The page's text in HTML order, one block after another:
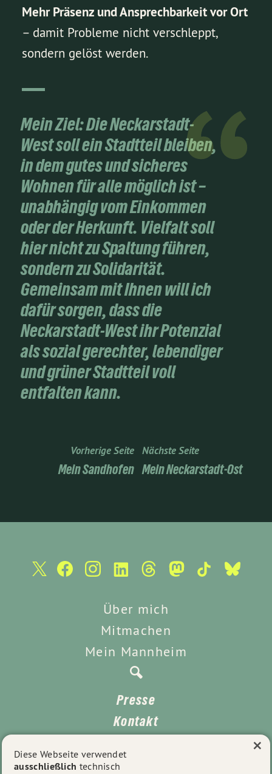
Mehr Präsenz und Ansprechbarkeit vor Ort
– damit Probleme nicht verschleppt,
sondern gelöst werden.
Mein Ziel:Die Neckarstadt-
West soll ein Stadtteil bleiben,
in demgutes und sicheres
Wohnen für allemöglich ist –
unabhängig vom Einkommen
oder der Herkunft. Vielfalt soll
hier nicht zu Spaltung führen,
sondern zu Solidarität.
Gemeinsam mit Ihnen will ich
dafür sorgen, dass die
Neckarstadt-West ihr Potenzial
alssozial gerechter, lebendiger
und grüner Stadtteilvoll
entfalten kann.
Vorherige Seite
Mein Sandhofen
Nächste Seite
Mein Neckarstadt-Ost
Über mich
Mitmachen
Mein Mannheim
Presse
Kontakt
Impressum
Diese Webseite verwendet
ausschließlich technisch
×